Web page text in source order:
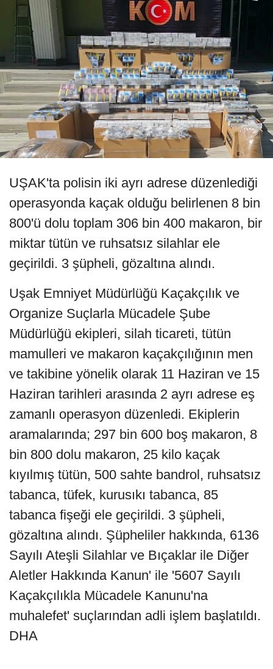
UŞAK'ta polisin iki ayrı adrese düzenlediği
operasyonda kaçak olduğu belirlenen 8 bin
800'ü dolu toplam 306 bin 400 makaron, bir
miktar tütün ve ruhsatsız silahlar ele
geçirildi. 3 şüpheli, gözaltına alındı.
Uşak Emniyet Müdürlüğü Kaçakçılık ve
Organize Suçlarla Mücadele Şube
Müdürlüğü ekipleri, silah ticareti, tütün
mamulleri ve makaron kaçakçılığının men
ve takibine yönelik olarak 11 Haziran ve 15
Haziran tarihleri arasında 2 ayrı adrese eş
zamanlı operasyon düzenledi. Ekiplerin
aramalarında; 297 bin 600 boş makaron, 8
bin 800 dolu makaron, 25 kilo kaçak
kıyılmış tütün, 500 sahte bandrol, ruhsatsız
tabanca, tüfek, kurusıkı tabanca, 85
tabanca fişeği ele geçirildi. 3 şüpheli,
gözaltına alındı. Şüpheliler hakkında, 6136
Sayılı Ateşli Silahlar ve Bıçaklar ile Diğer
Aletler Hakkında Kanun' ile '5607 Sayılı
Kaçakçılıkla Mücadele Kanunu'na
muhalefet' suçlarından adli işlem başlatıldı.
DHA